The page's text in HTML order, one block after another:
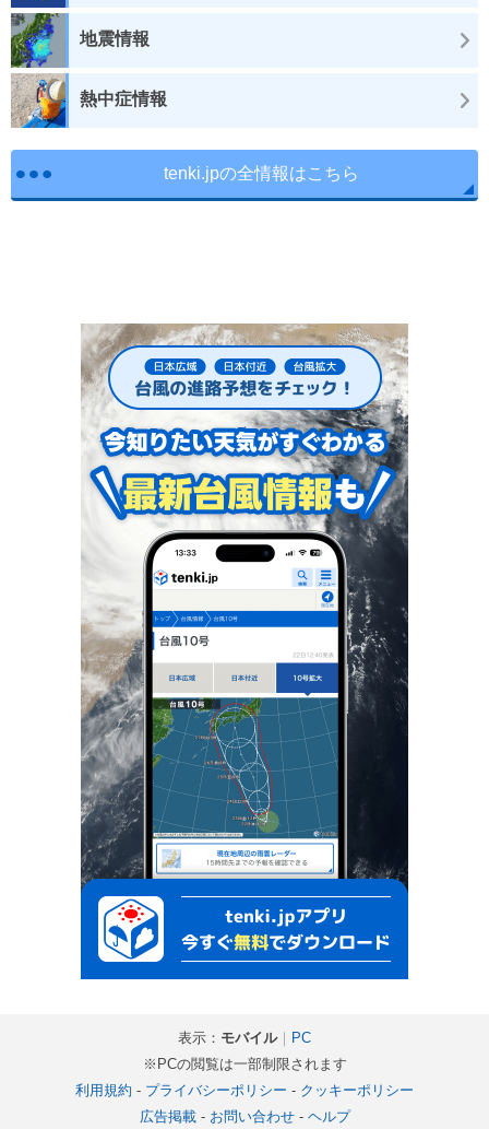
地震情報
熱中症情報
tenki.jpの全情報はこちら
表示： モバイル｜ PC
※PCの閲覧は一部制限されます
利用規約 - プライバシーポリシー - クッキーポリシー
広告掲載- お問い合わせ- ヘルプ